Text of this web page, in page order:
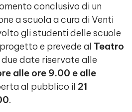
conclusivo di un
a scuola a cura di Venti
gli studenti delle scuole
e prevede al Teatro
due date riservate alle
alle ore 9.00 e alle
al pubblico il 21
.